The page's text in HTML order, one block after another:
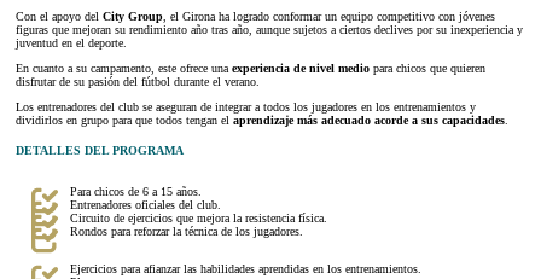
Con el apoyo del City Group, el Girona ha logrado conformar un equipo competitivo con jóvenes
figuras que mejoran su rendimiento año tras año, aunque sujetos a ciertos declives por su inexperiencia y
juventud en el deporte.
En cuanto a su campamento, este ofrece unaexperiencia de nivel medio para chicos que quieren
disfrutar de su pasión del fútbol durante el verano.
Los entrenadores del club se aseguran de integrar a todos los jugadores en los entrenamientos y
dividirlos en grupo para que todos tengan el aprendizaje más adecuado acorde a sus capacidades.
DETALLES DEL PROGRAMA
Para chicos de 6 a 15 años.
Entrenadores oficiales del club.
Circuito de ejercicios que mejora la resistencia física.
Rondos para reforzar la técnica de los jugadores.
Ejercicios para afianzar las habilidades aprendidas en los entrenamientos.